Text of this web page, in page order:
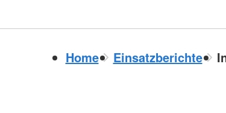
Home Einsatzberichte